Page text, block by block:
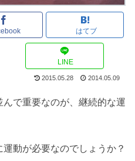
はてブ
LINE
2015.05.28 2014.05.09
で重要なのが、継続的な運
動が必要なのでしょうか？